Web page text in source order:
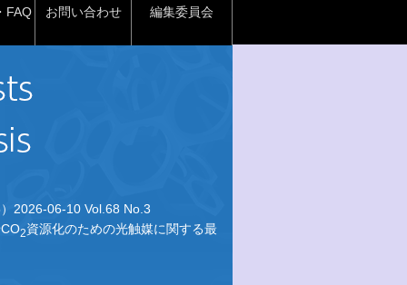
FAQ お問い合わせ 編集委員会
2026-06-10 Vol.68 No.3
2資源化のための光触媒に関する最